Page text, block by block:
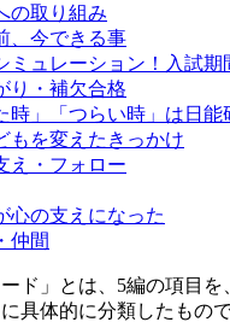
の取り組み
、今できる事
ミュレーション！入試期
り・補欠合格
時」「つらい時」は日能
もを変えたきっかけ
え・フォロー
心の支えになった
仲間
ード」とは、5編の項目
具体的に分類したもので